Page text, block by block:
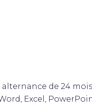
de 24 mois
Excel,